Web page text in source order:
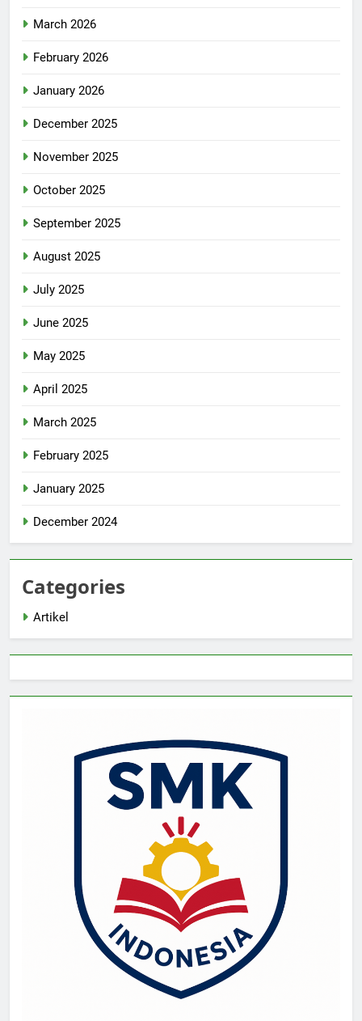
March 2026
February 2026
January 2026
December 2025
November 2025
October 2025
September 2025
August 2025
July 2025
June 2025
May 2025
April 2025
March 2025
February 2025
January 2025
December 2024
Categories
Artikel